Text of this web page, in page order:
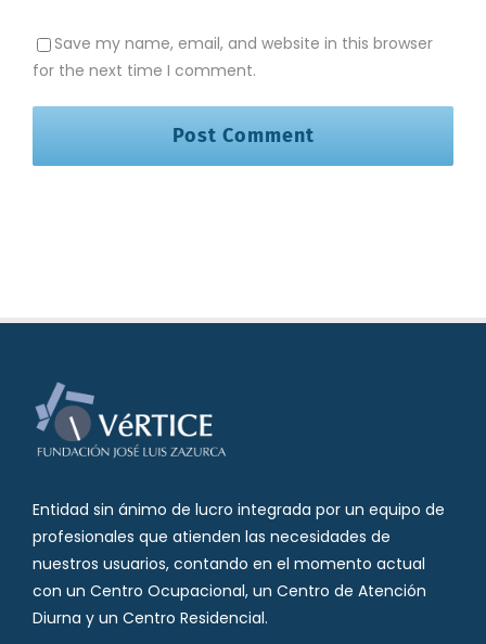
Save my name, email, and website in this browser
for the next time I comment.
Entidad sin ánimo de lucro integrada por un equipo de
profesionales que atienden las necesidades de
nuestros usuarios, contando en el momento actual
con un Centro Ocupacional, un Centro de Atención
Diurna y un Centro Residencial.